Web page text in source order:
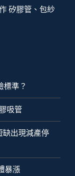
矽膠管、包紗
標準？
吸管
缺出現減產停
暴漲